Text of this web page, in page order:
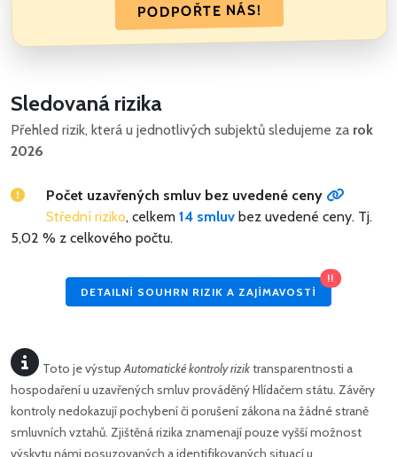
PODPOŘTE NÁS!
Sledovaná rizika
Přehled rizik, která u jednotlivých subjektů sledujeme za rok
2026
Počet uzavřených smluv bez uvedené ceny
Střední riziko, celkem 14 smluv bez uvedené ceny. Tj.
5,02 % z celkového počtu.
DETAILNÍ SOUHRN RIZIK A ZAJÍMAVOSTÍ
!!
Toto je výstupAutomatické kontroly riziktransparentnosti a
hospodaření u uzavřených smluv prováděný Hlídačem státu. Závěry
kontroly nedokazují pochybení či porušení zákona na žádné straně
smluvních vztahů. Zjištěná rizika znamenají pouze vyšší možnost
výskytu námi posuzovaných a identifikovaných situací u